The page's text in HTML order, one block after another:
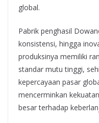
global.
Pabrik penghasil
konsistensi, hingga
produksinya memiliki
standar mutu tinggi,
kepercayaan pasar
mencerminkan
besar terhadap